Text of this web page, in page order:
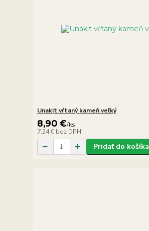
Unakit vŕtaný kameň veľký
8,90 €/ks
7,24 € bez DPH
Pridať do košíka